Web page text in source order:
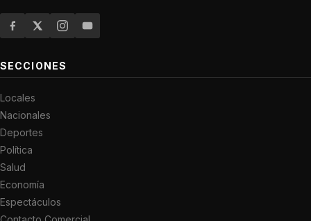
SECCIONES
Locales
Nacionales
Deportes
Política
Salud
Economía
Espectáculos